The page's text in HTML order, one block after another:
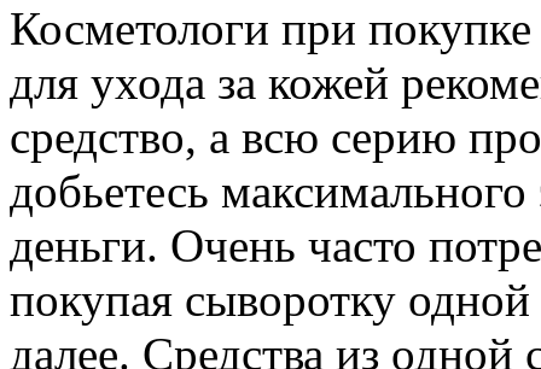
Косметологи при
для ухода за кожей
средство, а всю серию
добьетесь
деньги. Очень часто
покупая сыворотку
далее. Средства из одной